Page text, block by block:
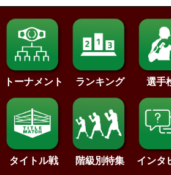
トーナメント ランキング 選手
タイトル戦 階級別特集 インタ